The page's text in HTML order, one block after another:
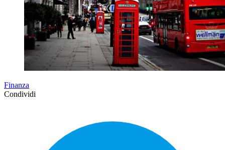
Finanza
Condividi